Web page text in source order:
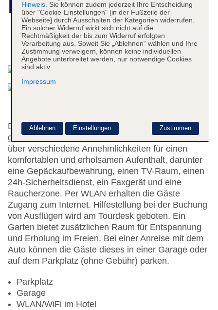
Moros
Das bietet Ihre Unterkunft
Das freundliche Personal an der Rezeption ist
gerne bei allen Fragen behilflich. Das Hotel verfügt
über verschiedene Annehmlichkeiten für einen
komfortablen und erholsamen Aufenthalt, darunter
eine Gepäckaufbewahrung, einen TV-Raum, einen
24h-Sicherheitsdienst, ein Faxgerät und eine
Raucherzone. Per WLAN erhalten die Gäste
Zugang zum Internet. Hilfestellung bei der Buchung
von Ausflügen wird am Tourdesk geboten. Ein
Garten bietet zusätzlichen Raum für Entspannung
und Erholung im Freien. Bei einer Anreise mit dem
Auto können die Gäste dieses in einer Garage oder
auf dem Parkplatz (ohne Gebühr) parken.
Parkplatz
Garage
WLAN/WiFi im Hotel
Hinweis. Sie können zudem jederzeit Ihre Entscheidung
über "Cookie-Einstellungen" [in der Fußzeile der
Webseite] durch Ausschalten der Kategorien widerrufen.
Ein solcher Widerruf wirkt sich nicht auf die
Rechtmäßigkeit der bis zum Widerruf erfolgten
Verarbeitung aus. Soweit Sie „Ablehnen“ wählen und Ihre
Zustimmung verweigern, können keine individuellen
Angebote unterbreitet werden, nur notwendige Cookies
sind aktiv.
Impressum
Zustimmen
Ablehnen Einstellungen